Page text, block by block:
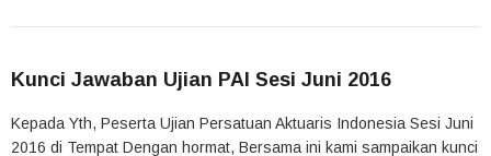
Kunci Jawaban Ujian PAI Sesi Juni 2016
Kepada Yth, Peserta Ujian Persatuan Aktuaris Indonesia Sesi Juni
2016 di Tempat Dengan hormat, Bersama ini kami sampaikan kunci